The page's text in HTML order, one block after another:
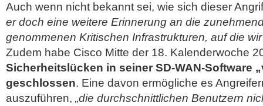
Auch wenn nicht bekannt sei, wie sich dieser
er doch eine weitere Erinnerung an die
genommenen Kritischen Infrastrukturen, auf die
Zudem habe Cisco Mitte der 18. Kalenderwoche
Sicherheitslücken in seiner SD-WAN-Software
geschlossen. Eine davon ermögliche es
auszuführen, „die durchschnittlichen Benutzern